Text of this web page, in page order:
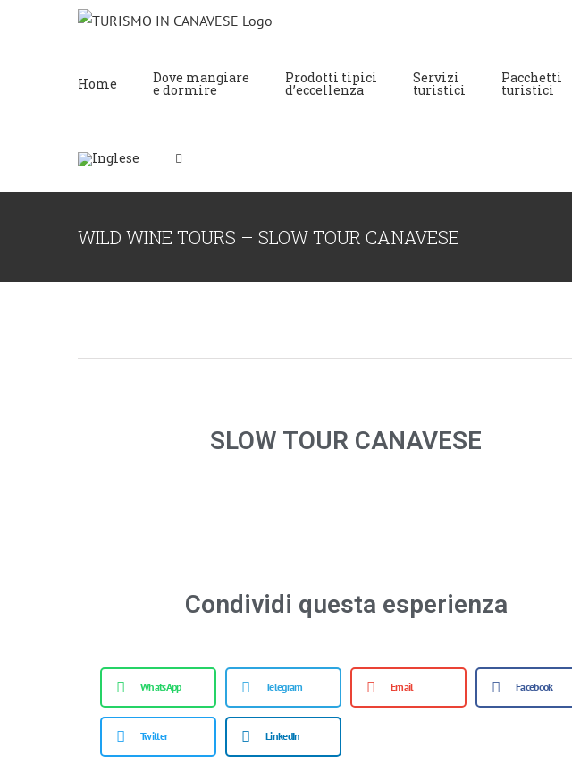
Home Dove mangiare
e dormire
Prodotti tipici
d’eccellenza
Servizi
turistici
Pacchetti
turistici
WILD WINE TOURS – SLOW TOUR CANAVESE
SLOW TOUR CANAVESE
Condividi questa esperienza
WhatsApp Telegram Email Facebook
Twitter LinkedIn